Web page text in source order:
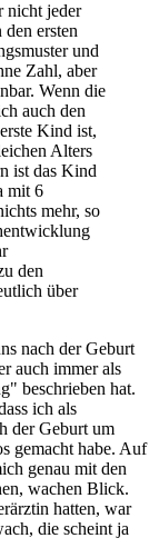
nicht jeder
ersten
und
Zahl, aber
Wenn die
auch den
Kind ist,
Alters
ist das Kind
mit 6
mehr, so
den
über
nach der Geburt
auch immer als
beschrieben hat.
ich als
der Geburt um
gemacht habe. Auf
genau mit den
wachen Blick.
hatten, war
die scheint ja